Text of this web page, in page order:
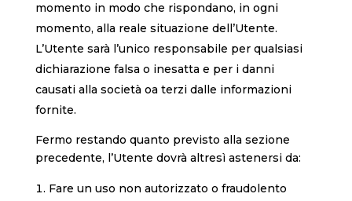
momento in modo che rispondano, in ogni
momento, alla reale situazione dell’Utente.
L’Utente sarà l’unico responsabile per qualsiasi
dichiarazione falsa o inesatta e per i danni
causati alla società oa terzi dalle informazioni
fornite.
Fermo restando quanto previsto alla sezione
precedente, l’Utente dovrà altresì astenersi da:
Fare un uso non autorizzato o fraudolento